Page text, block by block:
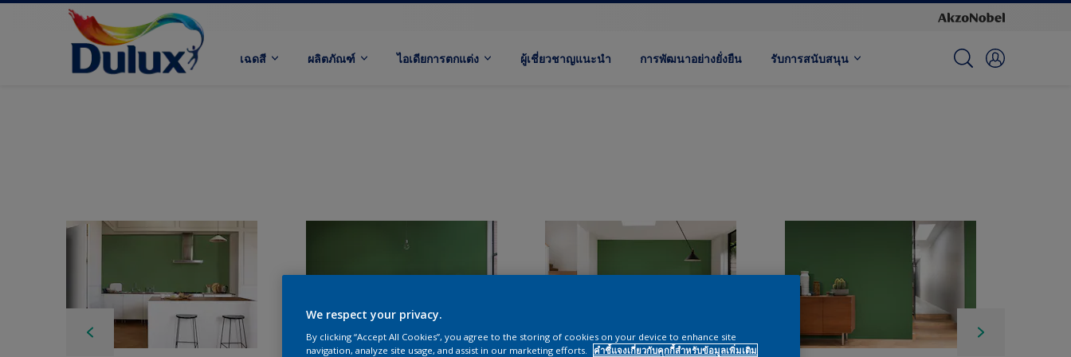
เฉดสี ผลิตภัณฑ์ ไอเดียการตกแต่ง ผู้เชี่ยวชาญแนะนำ การพัฒนาอย่างยั่งยืน รับการสนับสนุน
We respect your privacy.
By clicking “Accept All Cookies”, you agree to the storing of cookies on your device to enhance site
navigation, analyze site usage, and assist in our marketing efforts.
คำชี้แจงเกี่ยวกับคุกกี้สำหรับข้อมูลเพิ่มเติม